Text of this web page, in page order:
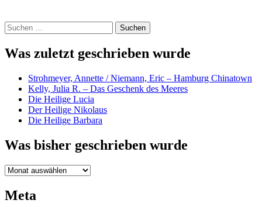
Suchen
nach:
Was zuletzt geschrieben wurde
Strohmeyer, Annette / Niemann, Eric – Hamburg Chinatown
Kelly, Julia R. – Das Geschenk des Meeres
Die Heilige Lucia
Der Heilige Nikolaus
Die Heilige Barbara
Was bisher geschrieben wurde
Was
geschrieben
wurde
Meta